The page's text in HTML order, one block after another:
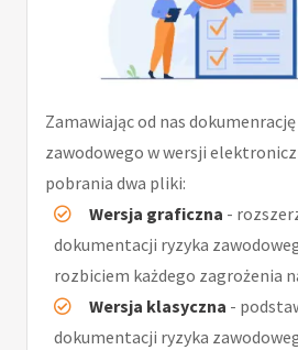
Zamawiając od nas
zawodowego w wersji
pobrania dwa pliki:
Wersja graficzna -
dokumentacji ryzyka
rozbiciem każdego zagrożenia
Wersja klasyczna -
dokumentacji ryzyka